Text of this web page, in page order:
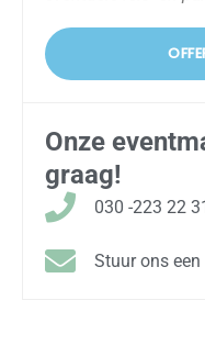
Onze
graag!
030 -223 22
Stuur ons